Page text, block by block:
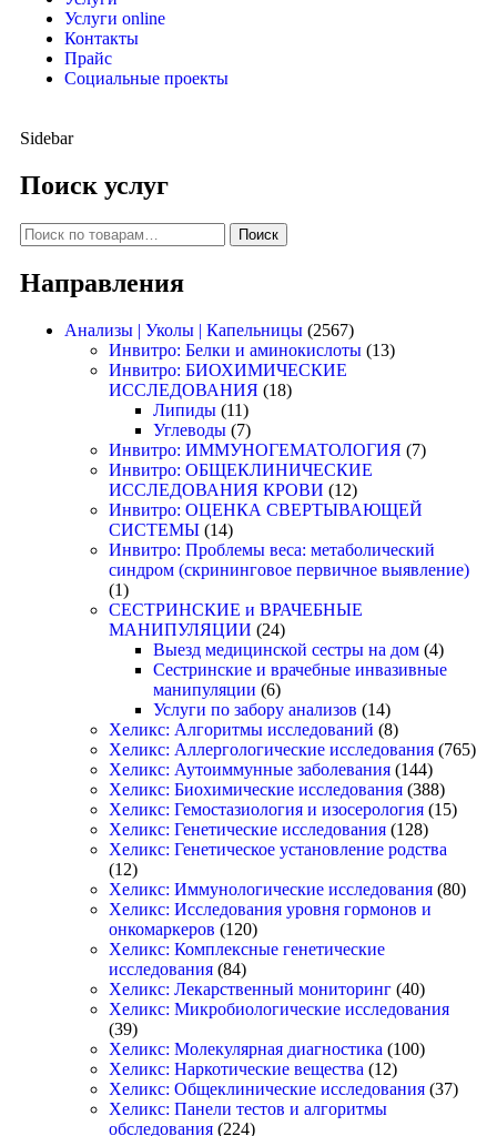
Услуги online
Контакты
Прайс
Социальные проекты
Sidebar
Поиск услуг
Поиск
Направления
Анализы | Уколы | Капельницы (2567)
Инвитро: Белки и аминокислоты (13)
Инвитро: БИОХИМИЧЕСКИЕ
ИССЛЕДОВАНИЯ (18)
Липиды (11)
Углеводы (7)
Инвитро: ИММУНОГЕМАТОЛОГИЯ (7)
Инвитро: ОБЩЕКЛИНИЧЕСКИЕ
ИССЛЕДОВАНИЯ КРОВИ (12)
Инвитро: ОЦЕНКА СВЕРТЫВАЮЩЕЙ
СИСТЕМЫ (14)
Инвитро: Проблемы веса: метаболический
синдром (скрининговое первичное выявление)
(1)
СЕСТРИНСКИЕ и ВРАЧЕБНЫЕ
МАНИПУЛЯЦИИ (24)
Выезд медицинской сестры на дом (4)
Сестринские и врачебные инвазивные
манипуляции (6)
Услуги по забору анализов (14)
Хеликс: Алгоритмы исследований (8)
Хеликс: Аллергологические исследования (765)
Хеликс: Аутоиммунные заболевания (144)
Хеликс: Биохимические исследования (388)
Хеликс: Гемостазиология и изосерология (15)
Хеликс: Генетические исследования (128)
Хеликс: Генетическое установление родства
(12)
Хеликс: Иммунологические исследования (80)
Хеликс: Исследования уровня гормонов и
онкомаркеров (120)
Хеликс: Комплексные генетические
исследования (84)
Хеликс: Лекарственный мониторинг (40)
Хеликс: Микробиологические исследования
(39)
Хеликс: Молекулярная диагностика (100)
Хеликс: Наркотические вещества (12)
Хеликс: Общеклинические исследования (37)
Хеликс: Панели тестов и алгоритмы
обследования (224)